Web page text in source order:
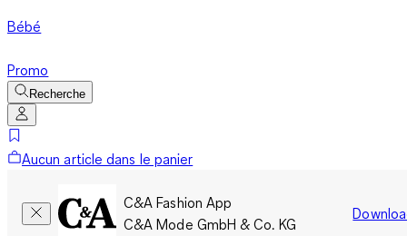
Bébé
Promo
Recherche
Aucun article dans le panier
C&A Fashion App
C&A Mode GmbH & Co. KG